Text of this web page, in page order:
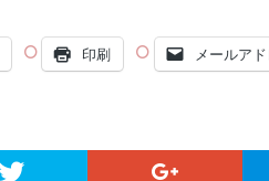
印刷 メールア